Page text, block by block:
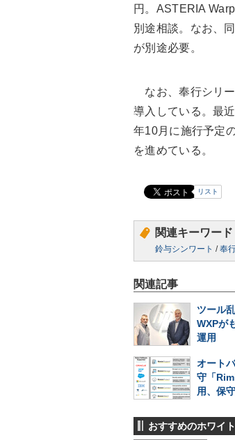
円。ASTERIA
別途相談。なお、
が別途必要。
なお、奉行シリ
導入している。最
年10月に施行予定
を進めている。
リスト
関連キーワード
鈴与シンワート /奉
関連記事
ツール
WXPが
運用
オート
守「
用、保
おすすめのホワイ